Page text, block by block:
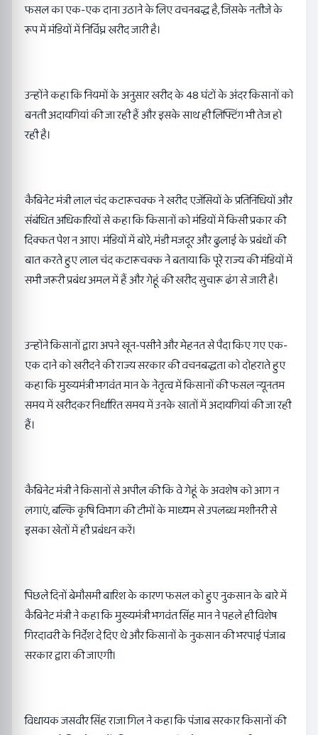
फसल का एक-एक दाना उठाने के लिए वचनबद्ध है, जिसके नतीजे के
रूप में मंडियों में निर्विघ्न खरीद जारी है।
उन्होंने कहा कि नियमों के अनुसार खरीद के 48 घंटों के अंदर किसानों को
बनती अदायगियां की जा रही हैं और इसके साथ ही लिफ्टिंग भी तेज हो
रही है।
कैबिनेट मंत्री लाल चंद कटारूचक्क ने खरीद एजेंसियों के प्रतिनिधियों और
संबंधित अधिकारियों से कहा कि किसानों को मंडियों में किसी प्रकार की
दिक्कत पेश न आए। मंडियों में बोरे, मंडी मजदूर और ढुलाई के प्रबंधों की
बात करते हुए लाल चंद कटारूचक्क ने बताया कि पूरे राज्य की मंडियों में
सभी जरूरी प्रबंध अमल में हैं और गेहूं की खरीद सुचारू ढंग से जारी है।
उन्होंने किसानों द्वारा अपने खून-पसीने और मेहनत से पैदा किए गए एक-
एक दाने को खरीदने की राज्य सरकार की वचनबद्धता को दोहराते हुए
कहा कि मुख्यमंत्री भगवंत मान के नेतृत्व में किसानों की फसल न्यूनतम
समय में खरीदकर निर्धारित समय में उनके खातों में अदायगियां की जा रही
हैं।
कैबिनेट मंत्री ने किसानों से अपील की कि वे गेहूं के अवशेष को आग न
लगाएं, बल्कि कृषि विभाग की टीमों के माध्यम से उपलब्ध मशीनरी से
इसका खेतों में ही प्रबंधन करें।
पिछले दिनों बेमौसमी बारिश के कारण फसल को हुए नुकसान के बारे में
कैबिनेट मंत्री ने कहा कि मुख्यमंत्री भगवंत सिंह मान ने पहले ही विशेष
गिरदावरी के निर्देश दे दिए थे और किसानों के नुकसान की भरपाई पंजाब
सरकार द्वारा की जाएगी।
विधायक जसवीर सिंह राजा गिल ने कहा कि पंजाब सरकार किसानों की